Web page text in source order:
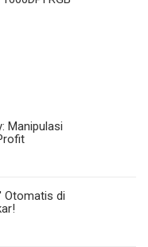
Manipulasi
Otomatis di